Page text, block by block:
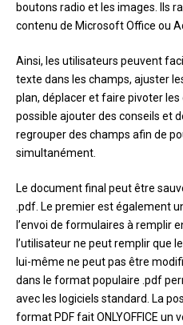
boutons radio et les images. Ils
contenu de Microsoft Office ou
Ainsi, les utilisateurs peuvent
texte dans les champs, ajuster
plan, déplacer et faire pivoter les
possible ajouter des conseils et
regrouper des champs afin de
simultanément.
Le document final peut être
.pdf. Le premier est également
l’envoi de formulaires à remplir
l’utilisateur ne peut remplir que
lui-même ne peut pas être
dans le format populaire .pdf
avec les logiciels standard. La
format PDF fait ONLYOFFICE un